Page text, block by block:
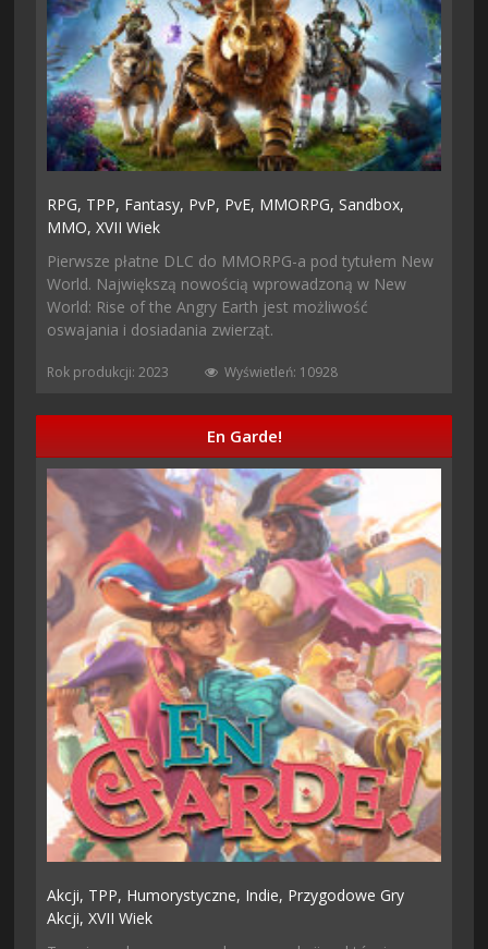
RPG, TPP, Fantasy, PvP, PvE, MMORPG,Sandbox,
MMO,XVII Wiek
Pierwsze płatne DLC do MMORPG-a pod tytułem New
World. Największą nowością wprowadzoną w New
World: Rise of the Angry Earth jest możliwość
oswajania i dosiadania zwierząt.
Rok produkcji: 2023 Wyświetleń: 10928
En Garde!
Akcji, TPP, Humorystyczne, Indie, Przygodowe Gry
Akcji,XVII Wiek